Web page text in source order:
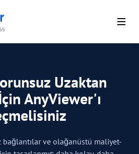
Uzaktan
AnyViewer'ı
bağlantılar ve olağanüstü maliyet-